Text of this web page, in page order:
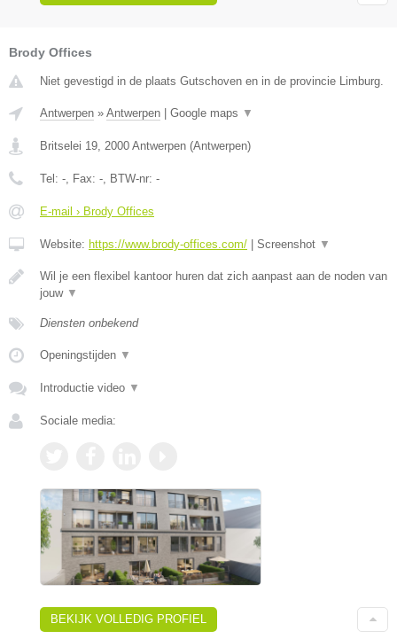
Brody Offices
Niet gevestigd in de plaats Gutschoven en in de provincie Limburg.
Antwerpen » Antwerpen | Google maps ▼
Britselei 19 2000 Antwerpen (Antwerpen)
Tel: - , Fax: - , BTW-nr: -
E-mail › Brody Offices
Website: https://www.brody-offices.com/ | Screenshot ▼
Wil je een flexibel kantoor huren dat zich aanpast aan de noden van
jouw ▼
Diensten onbekend
Openingstijden ▼
Introductie video ▼
Sociale media:
BEKIJK VOLLEDIG PROFIEL